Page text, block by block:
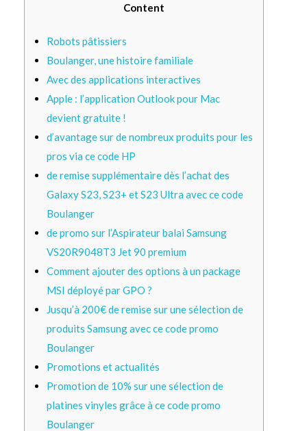
Content
Robots pâtissiers
Boulanger, une histoire familiale
Avec des applications interactives
Apple : l’application Outlook pour Mac
devient gratuite !
d’avantage sur de nombreux produits pour les
pros via ce code HP
de remise supplémentaire dès l’achat des
Galaxy S23, S23+ et S23 Ultra avec ce code
Boulanger
de promo sur l’Aspirateur balai Samsung
VS20R9048T3 Jet 90 premium
Comment ajouter des options à un package
MSI déployé par GPO ?
Jusqu’à 200€ de remise sur une sélection de
produits Samsung avec ce code promo
Boulanger
Promotions et actualités
Promotion de 10% sur une sélection de
platines vinyles grâce à ce code promo
Boulanger